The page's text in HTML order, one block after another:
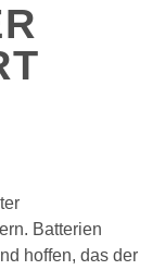
Batterien
hoffen, das der